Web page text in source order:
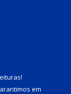
!
em